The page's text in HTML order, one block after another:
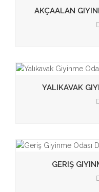
AKÇAALAN
YALIKAVAK
GERIŞ